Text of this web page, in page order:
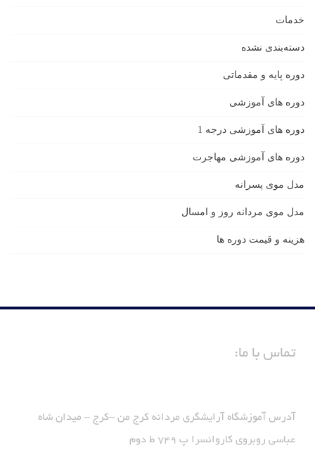
خدمات
دسته‌بندی نشده
دوره پایه و مقدماتی
دوره های آموزشی
دوره های آموزشی درجه 1
دوره های آموزشی مهاجرت
مدل موی پسرانه
مدل موی مردانه روز و امسال
هزینه و قیمت دوره ها
تماس با ما:
آدرس آموزشگاه آرایشگری مردانه کرج من –کرج – میدان شاه
عباسی روبروی کاروانسرا پ 749 ط دوم